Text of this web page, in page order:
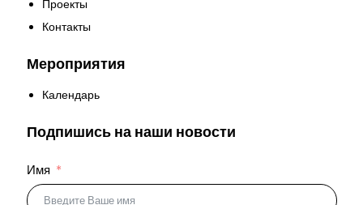
Проекты
Контакты
Мероприятия
Календарь
Подпишись на наши новости
Имя